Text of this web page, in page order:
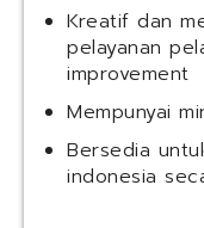
Kreatif dan
pelayanan
improvement
Mempunyai
Bersedia
indonesia